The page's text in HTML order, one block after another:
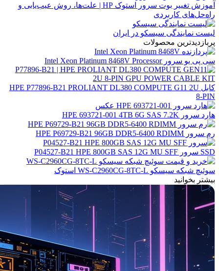
آموزش تغییر بوت سرور استوک HP | علت‌ها، روش عیب‌یابی و
راه‌حل‌های کاربردی
لیست نمایندگی سیسکو در ایران
پربازدیدترین محصولات
سی پی یو سرور Intel Xeon Platinum 8468V Processor
کابل HPE P77896-B21 PROLIANT DL380 COMPUTE G11 2U
8-PIN
هارد سرور HPE 693721-001 4TB 6G SAS 7.2K
رم سرور HPE P69729-B21 96GB DDR5-6400 RDIMM
SSD سرور P04527-B21 HPE 800GB SAS 12G MU SFF
سوئیچ شبکه سیسکو WS-C2960CG-8TC-L استوک
بیشتر بخوانید